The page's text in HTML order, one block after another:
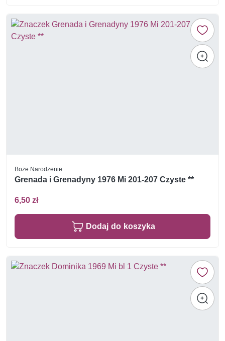
Boże Narodzenie
Grenada i Grenadyny 1976 Mi 201-207 Czyste **
6,50 zł
Dodaj do koszyka